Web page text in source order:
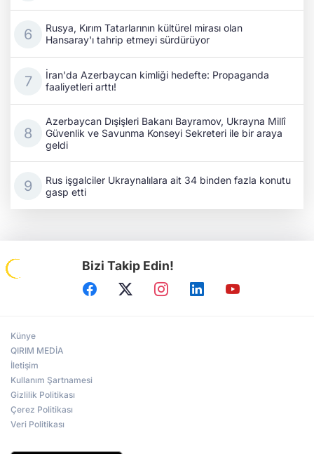
Rusya, Kırım Tatarlarının kültürel mirası olan
Hansaray'ı tahrip etmeyi sürdürüyor
İran'da Azerbaycan kimliği hedefte: Propaganda
faaliyetleri arttı!
Azerbaycan Dışişleri Bakanı Bayramov, Ukrayna Millî
Güvenlik ve Savunma Konseyi Sekreteri ile bir araya
geldi
Rus işgalciler Ukraynalılara ait 34 binden fazla konutu
gasp etti
Bizi Takip Edin!
Künye
QIRIM MEDİA
İletişim
Kullanım Şartnamesi
Gizlilik Politikası
Çerez Politikası
Veri Politikası